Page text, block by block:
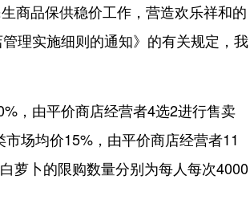
商品保供稳价工作，营造欢乐祥和的
理实施细则的通知》的有关规定，我
，由平价商店经营者4选2进行售卖
场均价15%，由平价商店经营者11
萝卜的限购数量分别为每人每次4000